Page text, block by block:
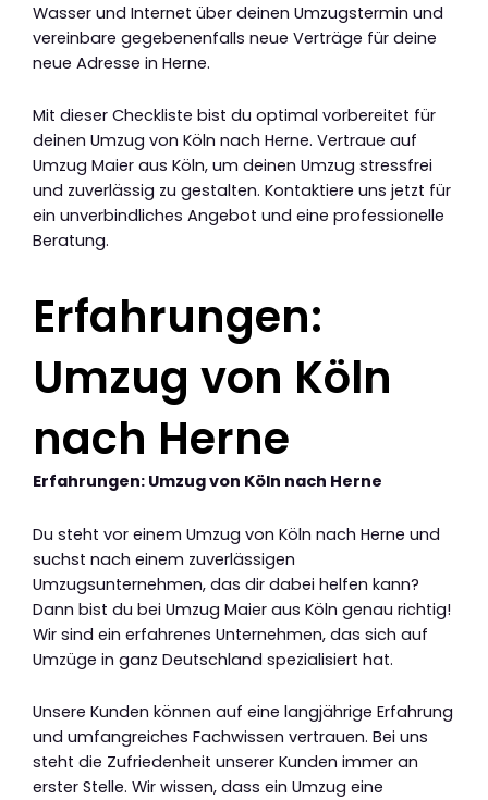
Wasser und Internet über deinen Umzugstermin und
vereinbare gegebenenfalls neue Verträge für deine
neue Adresse in Herne.
Mit dieser Checkliste bist du optimal vorbereitet für
deinen Umzug von Köln nach Herne. Vertraue auf
Umzug Maier aus Köln, um deinen Umzug stressfrei
und zuverlässig zu gestalten. Kontaktiere uns jetzt für
ein unverbindliches Angebot und eine professionelle
Beratung.
Erfahrungen:
Umzug von Köln
nach Herne
Erfahrungen: Umzug von Köln nach Herne
Du steht vor einem Umzug von Köln nach Herne und
suchst nach einem zuverlässigen
Umzugsunternehmen, das dir dabei helfen kann?
Dann bist du bei Umzug Maier aus Köln genau richtig!
Wir sind ein erfahrenes Unternehmen, das sich auf
Umzüge in ganz Deutschland spezialisiert hat.
Unsere Kunden können auf eine langjährige Erfahrung
und umfangreiches Fachwissen vertrauen. Bei uns
steht die Zufriedenheit unserer Kunden immer an
erster Stelle. Wir wissen, dass ein Umzug eine